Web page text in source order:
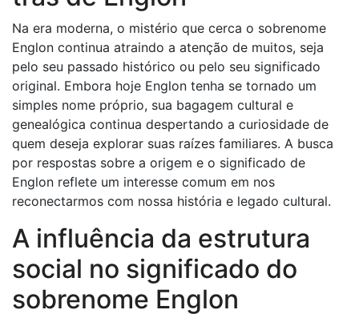
Na era moderna, o mistério que cerca o sobrenome
Englon continua atraindo a atenção de muitos, seja
pelo seu passado histórico ou pelo seu significado
original. Embora hoje Englon tenha se tornado um
simples nome próprio, sua bagagem cultural e
genealógica continua despertando a curiosidade de
quem deseja explorar suas raízes familiares. A busca
por respostas sobre a origem e o significado de
Englon reflete um interesse comum em nos
reconectarmos com nossa história e legado cultural.
A influência da estrutura
social no significado do
sobrenome Englon